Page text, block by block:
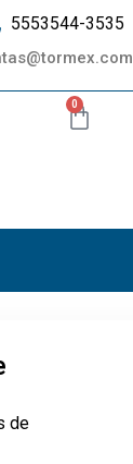
5553544-3535
0
de